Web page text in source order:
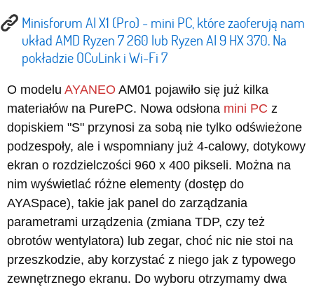
Minisforum AI X1 (Pro) - mini PC, które zaoferują nam
układ AMD Ryzen 7 260 lub Ryzen AI 9 HX 370. Na
pokładzie OCuLink i Wi-Fi 7
O modelu AYANEO AM01 pojawiło się już kilka
materiałów na PurePC. Nowa odsłona mini PC z
dopiskiem "S" przynosi za sobą nie tylko odświeżone
podzespoły, ale i wspomniany już 4-calowy, dotykowy
ekran o rozdzielczości 960 x 400 pikseli. Można na
nim wyświetlać różne elementy (dostęp do
AYASpace), takie jak panel do zarządzania
parametrami urządzenia (zmiana TDP, czy też
obrotów wentylatora) lub zegar, choć nic nie stoi na
przeszkodzie, aby korzystać z niego jak z typowego
zewnętrznego ekranu. Do wyboru otrzymamy dwa